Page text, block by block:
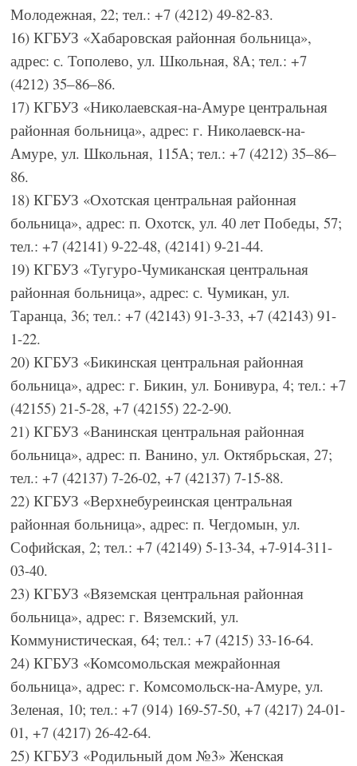
Молодежная, 22; тел.: +7 (4212) 49-82-83.
16) КГБУЗ «Хабаровская районная больница»,
адрес: с. Тополево, ул. Школьная, 8А; тел.: +7
(4212) 35‒86‒86.
17) КГБУЗ «Николаевская-на-Амуре центральная
районная больница», адрес: г. Николаевск-на-
Амуре, ул. Школьная, 115А; тел.: +7 (4212) 35‒86‒
86.
18) КГБУЗ «Охотская центральная районная
больница», адрес: п. Охотск, ул. 40 лет Победы, 57;
тел.: +7 (42141) 9-22-48, (42141) 9-21-44.
19) КГБУЗ «Тугуро-Чумиканская центральная
районная больница», адрес: с. Чумикан, ул.
Таранца, 36; тел.: +7 (42143) 91-3-33, +7 (42143) 91-
1-22.
20) КГБУЗ «Бикинская центральная районная
больница», адрес: г. Бикин, ул. Бонивура, 4; тел.: +7
(42155) 21-5-28, +7 (42155) 22-2-90.
21) КГБУЗ «Ванинская центральная районная
больница», адрес: п. Ванино, ул. Октябрьская, 27;
тел.: +7 (42137) 7-26-02, +7 (42137) 7-15-88.
22) КГБУЗ «Верхнебуреинская центральная
районная больница», адрес: п. Чегдомын, ул.
Софийская, 2; тел.: +7 (42149) 5-13-34, +7-914-311-
03-40.
23) КГБУЗ «Вяземская центральная районная
больница», адрес: г. Вяземский, ул.
Коммунистическая, 64; тел.: +7 (4215) 33-16-64.
24) КГБУЗ «Комсомольская межрайонная
больница», адрес: г. Комсомольск-на-Амуре, ул.
Зеленая, 10; тел.: +7 (914) 169-57-50, +7 (4217) 24-01-
01, +7 (4217) 26-42-64.
25) КГБУЗ «Родильный дом №3» Женская